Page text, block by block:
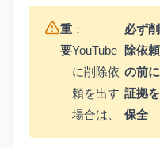
重
要
：
YouTube
に削除依
頼を出す
場合は、
必ず削
除依頼
の前に
証拠を
保全